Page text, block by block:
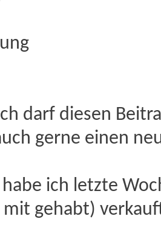
darf diesen
gerne einen
ich letzte
gehabt)